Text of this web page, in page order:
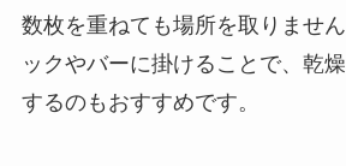
数枚を重ねても場所を取りませ
ックやバーに掛けることで、乾
するのもおすすめです。